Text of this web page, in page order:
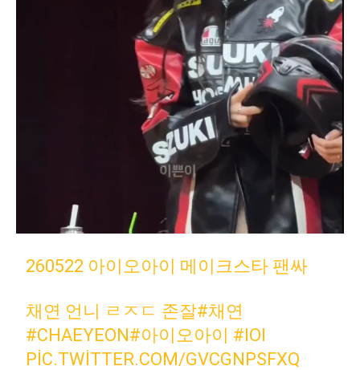
260522 아이오아이 메이크스타 팬싸
채연 언니 ㄹㅈㄷ 존잘#채연
#CHAEYEON#아이오아이 #IOI
PIC.TWITTER.COM/GVCGNPSFXQ